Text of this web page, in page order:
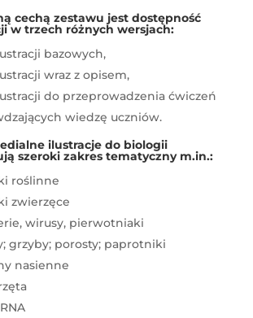
cechą zestawu jest dostępność
w trzech różnych wersjach:
bazowych,
wraz z opisem,
do przeprowadzenia ćwiczeń
wiedzę uczniów.
ilustracje do biologii
szeroki zakres tematyczny m.in.:
roślinne
zwierzęce
wirusy, pierwotniaki
grzyby; porosty; paprotniki
nasienne